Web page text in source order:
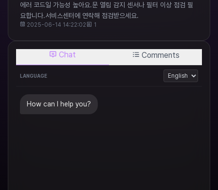
에러 코드일 가능성 높아요.문 열림 감지 센서나 필터 이상 점검 필
요합니다.서비스센터에 연락해 점검받으세요.​
2025-06-14 14:22:02 1
Chat Comments
LANGUAGE
How can I help you?